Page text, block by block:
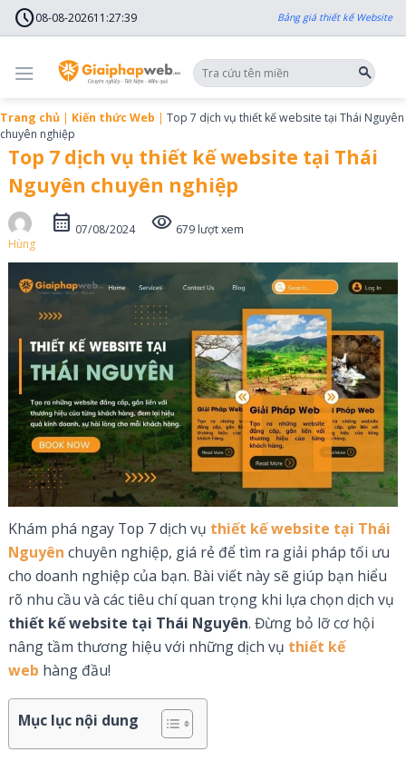
contentschedule08-08-202611 :27:40 Bảng giá thiết kế Website
Trang chủ | Kiến thức Web | Top 7 dịch vụ thiết kế website tại Thái Nguyên
chuyên nghiệp
Top 7 dịch vụ thiết kế website tại Thái
Nguyên chuyên nghiệp
Hùng
calendar_month 07/08/2024 visibility 679 lượt xem
Khám phá ngay Top 7 dịch vụ thiết kế website tại Thái
Nguyên chuyên nghiệp, giá rẻ để tìm ra giải pháp tối ưu
cho doanh nghiệp của bạn. Bài viết này sẽ giúp bạn hiểu
rõ nhu cầu và các tiêu chí quan trọng khi lựa chọn dịch vụ
thiết kế website tại Thái Nguyên. Đừng bỏ lỡ cơ hội
nâng tầm thương hiệu với những dịch vụ thiết kế
web hàng đầu!
Mục lục nội dung